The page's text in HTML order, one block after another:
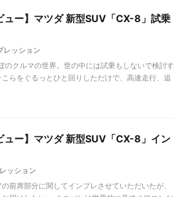
ュー】マツダ 新型SUV「CX-8」試乗
レッション
クルマの世界。世の中には試乗もしないで検討す
らをぐるっとひと回りしただけで、高速走行、追
ュー】マツダ 新型SUV「CX-8」イン
ッション
前席部分に関してインプレさせていただいたが、